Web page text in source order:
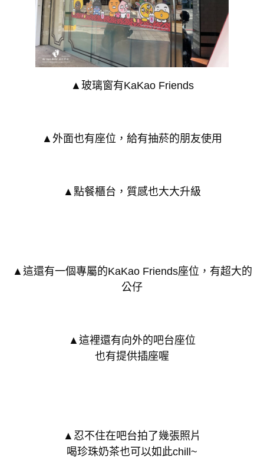
▲玻璃窗有KaKao Friends
▲外面也有座位，給有抽菸的朋友使用
▲點餐櫃台，質感也大大升級
▲這還有一個專屬的KaKao Friends座位，有超大的
公仔
▲這裡還有向外的吧台座位
也有提供插座喔
▲忍不住在吧台拍了幾張照片
喝珍珠奶茶也可以如此chill~